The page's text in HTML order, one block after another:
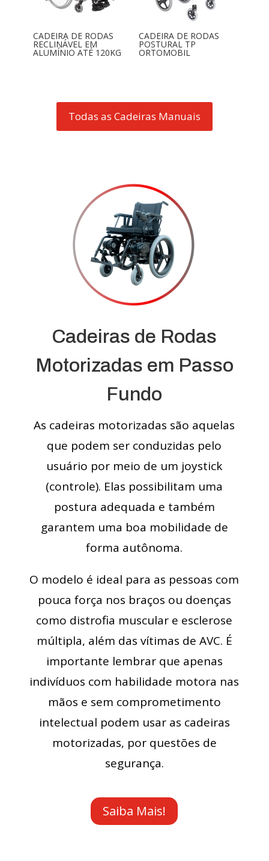
CADEIRA DE RODAS
RECLINÁVEL EM
ALUMÍNIO ATÉ 120KG
CADEIRA DE RODAS
POSTURAL TP
ORTOMOBIL
Todas as Cadeiras Manuais
Cadeiras de Rodas
Motorizadas em Passo
Fundo
As cadeiras motorizadas são aquelas
que podem ser conduzidas pelo
usuário por meio de um joystick
(controle). Elas possibilitam uma
postura adequada e também
garantem uma boa mobilidade de
forma autônoma.
O modelo é ideal para as pessoas com
pouca força nos braços ou doenças
como distrofia muscular e esclerose
múltipla, além das vítimas de AVC. É
importante lembrar que apenas
indivíduos com habilidade motora nas
mãos e sem comprometimento
intelectual podem usar as cadeiras
motorizadas, por questões de
segurança.
Saiba Mais!